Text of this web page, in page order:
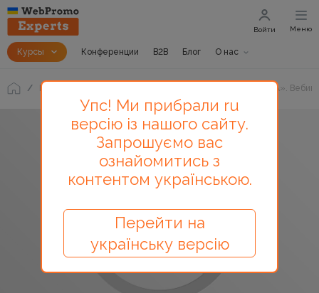
Курсы Конференции B2B Блог О нас
Войти Меню
Блог Виктор Фомин: «Сбор информации для своей ЦА».
Упс! Ми прибрали ru
версію із нашого сайту.
Запрошуємо вас
ознайомитись з
контентом українською.
Перейти на
українську версію